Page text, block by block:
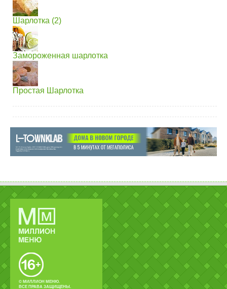
Шарлотка (2)
Замороженная шарлотка
Простая Шарлотка
© МИЛЛИОН МЕНЮ.
ВСЕ ПРАВА ЗАЩИЩЕНЫ.